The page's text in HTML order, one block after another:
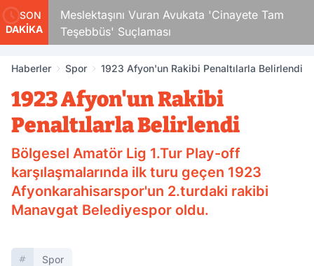
SON
DAKİKA
Meslektaşını Vuran Avukata 'Cinayete Tam
Teşebbüs' Suçlaması
Haberler Spor 1923 Afyon'un Rakibi Penaltılarla Belirlendi
1923 Afyon'un Rakibi
Penaltılarla Belirlendi
Bölgesel Amatör Lig 1.Tur Play-off
karşılaşmalarında ilk turu geçen 1923
Afyonkarahisarspor'un 2.turdaki rakibi
Manavgat Belediyespor oldu.
Spor